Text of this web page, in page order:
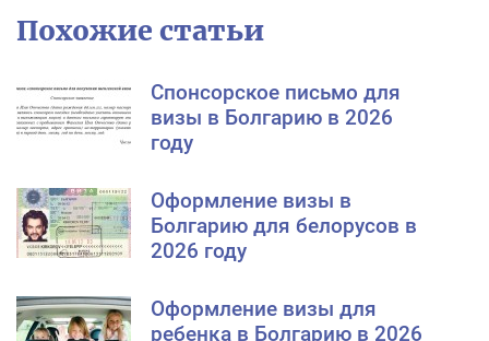
Похожие статьи
Спонсорское письмо для
визы в Болгарию в 2026
году
Оформление визы в
Болгарию для белорусов в
2026 году
Оформление визы для
ребенка в Болгарию в 2026